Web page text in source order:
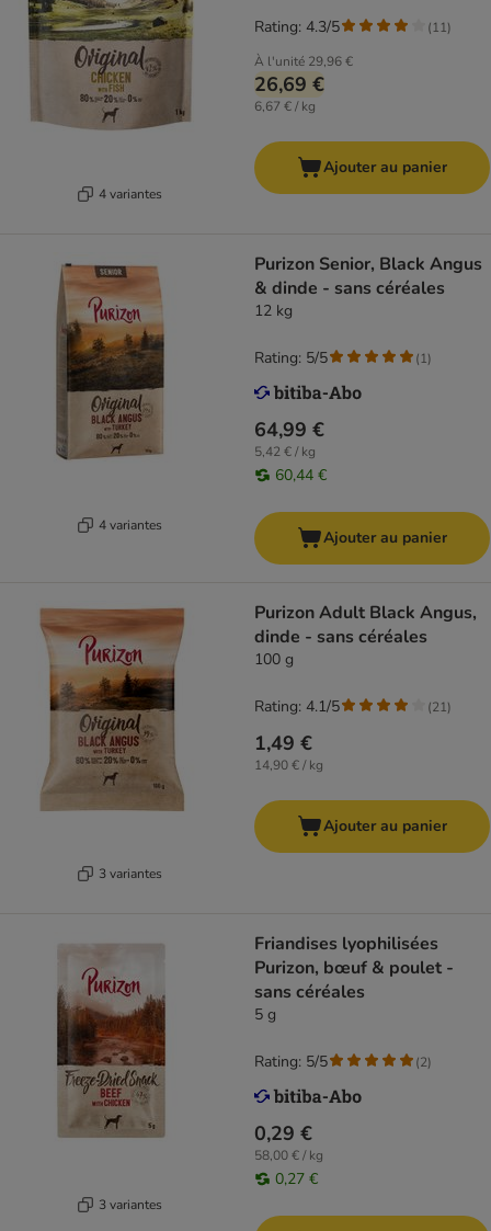
4 variantes
À l'unité 29,96 €
26,69 €
6,67 € / kg
Rating: 4.3/5 (11)
Ajouter au panier
4 variantes
Purizon Senior, Black Angus
& dinde - sans céréales
12 kg
64,99 €
5,42 € / kg
60,44 €
Rating: 5/5 (1)
Ajouter au panier
3 variantes
Purizon Adult Black Angus,
dinde - sans céréales
100 g
1,49 €
14,90 € / kg
Rating: 4.1/5 (21)
Ajouter au panier
3 variantes
Friandises lyophilisées
Purizon, bœuf & poulet -
sans céréales
5 g
0,29 €
58,00 € / kg
0,27 €
Rating: 5/5 (2)